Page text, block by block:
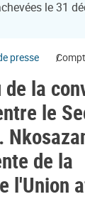
le 31
presse
la
le
de la
l'Union